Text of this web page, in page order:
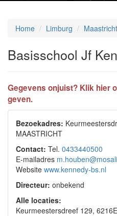
Home Limburg Maastricht
Basisschool Jf
Gegevens onjuist? Klik hier
geven.
Bezoekadres:
MAASTRICHT
Contact: Tel. 0433440500
E-mailadres
Website www.kennedy-bs.nl
Directeur: onbekend
Alle locaties:
Keurmeestersdreef 129,